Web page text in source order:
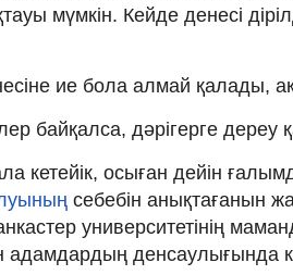
мүмкін. Кейде денесі
ие бола алмай қалады,
байқалса, дәрігерге дереу
кетейік, осыған дейін
себебін анықтағанын
университетінің
адамдардың денсаулығында